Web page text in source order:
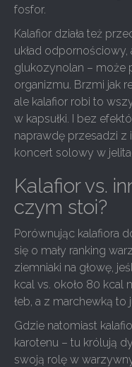
fosfor.
Kalafior działa też
układ
glukozynolan – może
organizmu. Brzmi jak
ale kalafior robi to
w kapsułki. I bez
naprawdę przesadzi
koncert solowy w
Kalafior vs.
czym stoi?
Porównując kalafiora
się o mały ranking
ziemniaki na głowę,
kcal vs. około 80 kcal
łeb, a z marchewką
Gdzie natomiast
karotenu – tu królują
swoją rolę w